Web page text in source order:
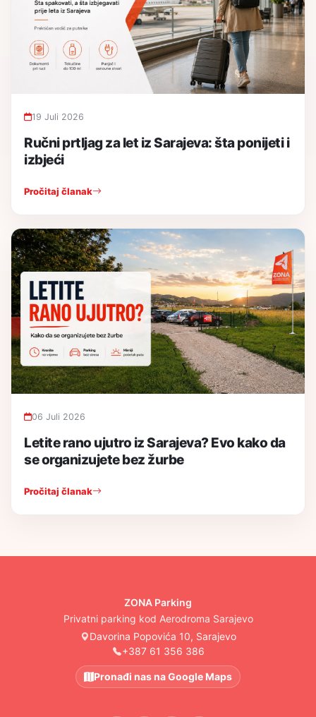
19 Juli 2026
Ručni prtljag za let iz Sarajeva: šta ponijeti i
izbjeći
Pročitaj članak
06 Juli 2026
Letite rano ujutro iz Sarajeva? Evo kako da
se organizujete bez žurbe
Pročitaj članak
ZONA Parking
Privatni parking kod Aerodroma Sarajevo
Davorina Popovića 10, Sarajevo
+387 61 356 386
Pronađi nas na Google Maps